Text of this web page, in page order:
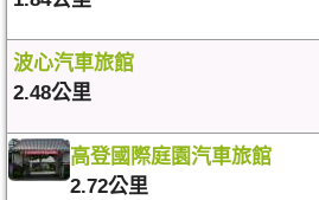
波心汽車旅館
2.48公里
高登國際庭園汽車旅館
2.72公里